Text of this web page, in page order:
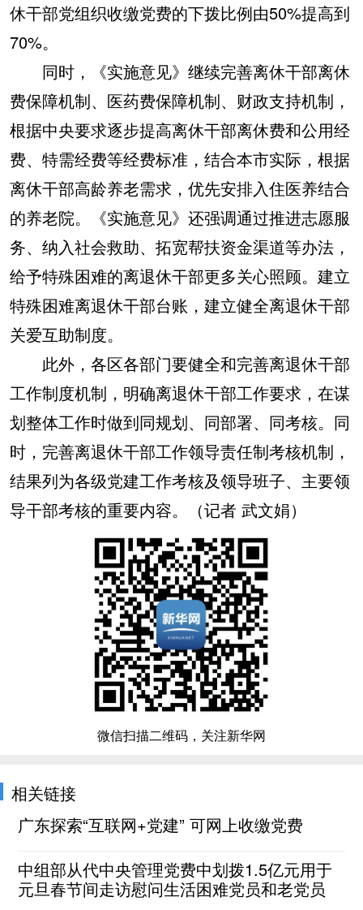
休干部党组织收缴党费的下拨比例由50%提高到
70%。
同时，《实施意见》继续完善离休干部离休
费保障机制、医药费保障机制、财政支持机制，
根据中央要求逐步提高离休干部离休费和公用经
费、特需经费等经费标准，结合本市实际，根据
离休干部高龄养老需求，优先安排入住医养结合
的养老院。《实施意见》还强调通过推进志愿服
务、纳入社会救助、拓宽帮扶资金渠道等办法，
给予特殊困难的离退休干部更多关心照顾。建立
特殊困难离退休干部台账，建立健全离退休干部
关爱互助制度。
此外，各区各部门要健全和完善离退休干部
工作制度机制，明确离退休干部工作要求，在谋
划整体工作时做到同规划、同部署、同考核。同
时，完善离退休干部工作领导责任制考核机制，
结果列为各级党建工作考核及领导班子、主要领
导干部考核的重要内容。（记者 武文娟）
微信扫描二维码，关注新华网
相关链接
广东探索“互联网+党建” 可网上收缴党费
中组部从代中央管理党费中划拨1.5亿元用于
元旦春节间走访慰问生活困难党员和老党员